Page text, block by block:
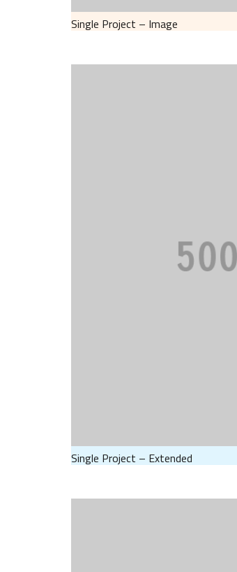
Single Project – Image
Single Project – Extended